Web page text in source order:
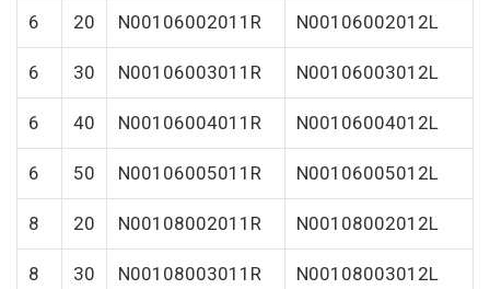
6 20 N00106002011R N00106002012L
6 30 N00106003011R N00106003012L
6 40 N00106004011R N00106004012L
6 50 N00106005011R N00106005012L
8 20 N00108002011R N00108002012L
8 30 N00108003011R N00108003012L